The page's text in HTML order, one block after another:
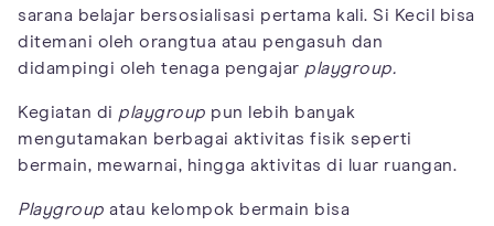
sarana belajar bersosialisasi pertama kali. Si Kecil bisa
ditemani oleh orangtua atau pengasuh dan
didampingi oleh tenaga pengajar playgroup.
Kegiatan di playgroup pun lebih banyak
mengutamakan berbagai aktivitas fisik seperti
bermain, mewarnai, hingga aktivitas di luar ruangan.
Playgroup atau kelompok bermain bisa